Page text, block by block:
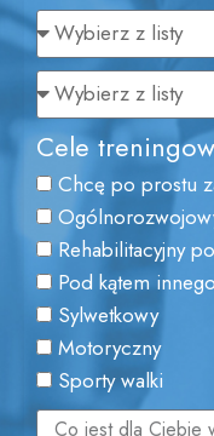
Cele
Chcę po prostu
Rehabilitacyjny
Pod kątem
Sylwetkowy
Motoryczny
Sporty walki